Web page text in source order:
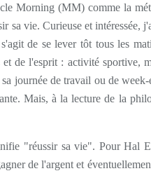
Morning (MM) comme la
sa vie. Curieuse et intéressée,
de se lever tôt tous les
de l'esprit : activité sportive,
journée de travail ou de
Mais, à la lecture de la
"réussir sa vie". Pour Hal
de l'argent et